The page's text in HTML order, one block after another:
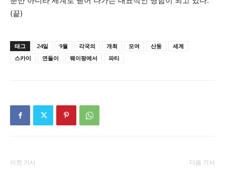
(끝)
태그 24일 9월 각국의 개최 모여 산둥
세계
스카이
연들이 웨이팡에서 파티
이전 기사 다음 기사